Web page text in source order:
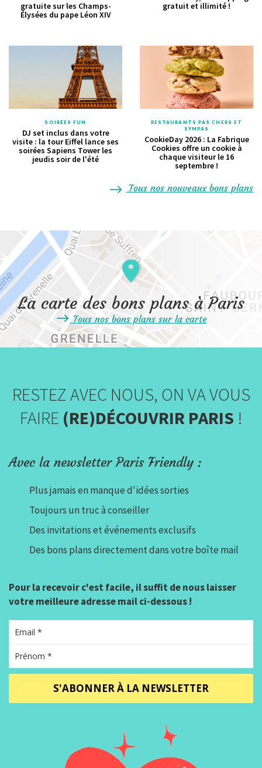
gratuite sur les Champs-
Élysées du pape Léon XIV
gratuit et illimité !
SOIRÉES FUN
DJ set inclus dans votre
visite : la tour Eiffel lance ses
soirées Sapiens Tower les
jeudis soir de l'été
RESTAURANTS PAS CHERS ET
SYMPAS
CookieDay 2026 : La Fabrique
Cookies offre un cookie à
chaque visiteur le 16
septembre !
Tous nos nouveaux bons plans
La carte des bons plans à Paris
Tous nos bons plans sur la carte
RESTEZ AVEC NOUS, ON VA VOUS
FAIRE (RE)DÉCOUVRIR PARIS !
Avec la newsletter Paris Friendly :
Plus jamais en manque d'idées sorties
Toujours un truc à conseiller
Des invitations et événements exclusifs
Des bons plans directement dans votre boîte mail
Pour la recevoir c'est facile, il suffit de nous laisser
votre meilleure adresse mail ci-dessous !
S'ABONNER À LA NEWSLETTER